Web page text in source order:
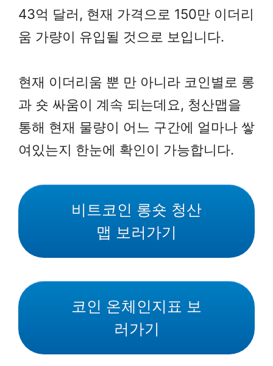
43억 달러, 현재 가격으로 150만 이더리
움 가량이 유입될 것으로 보입니다.
현재 이더리움 뿐 만 아니라 코인별로 롱
과 숏 싸움이 계속 되는데요, 청산맵을
통해 현재 물량이 어느 구간에 얼마나 쌓
여있는지 한눈에 확인이 가능합니다.
비트코인 롱숏 청산
맵 보러가기
코인 온체인지표 보
러가기